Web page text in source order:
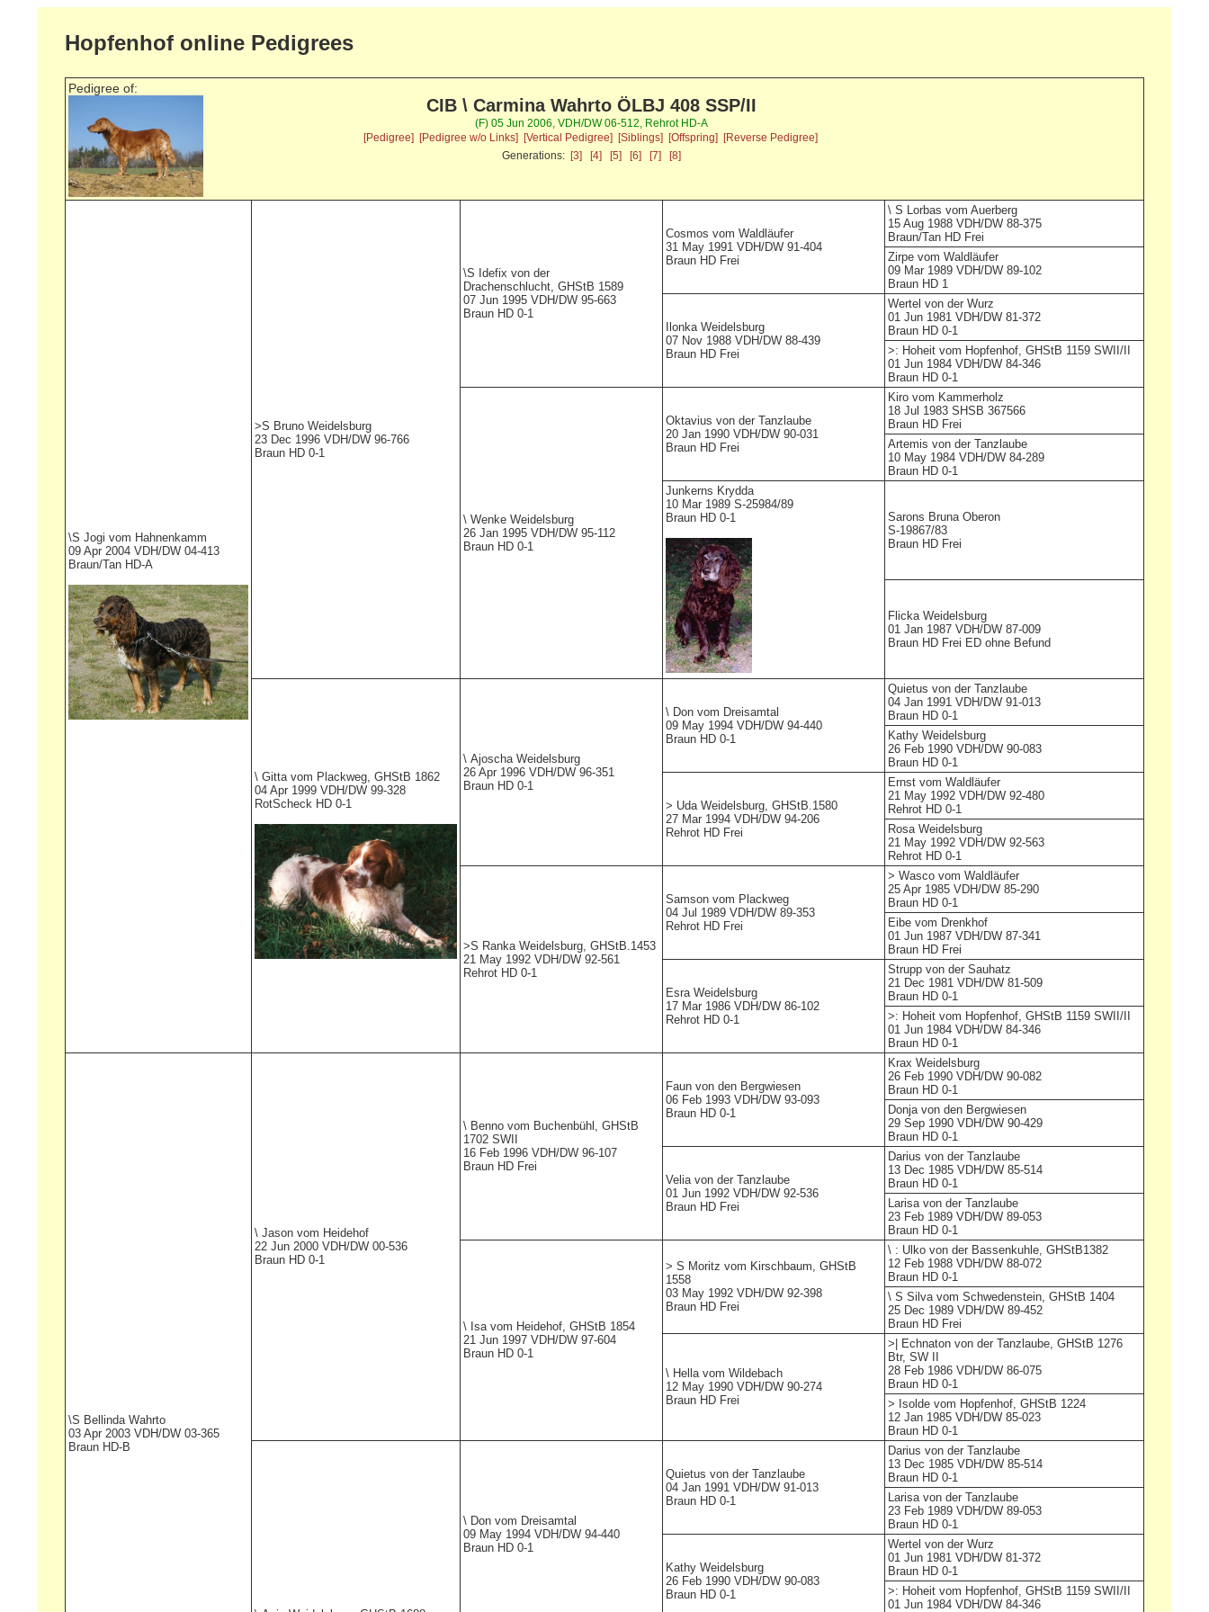
Hopfenhof online Pedigrees
Pedigree of:
CIB \ Carmina Wahrto ÖLBJ 408 SSP/II
(F) 05 Jun 2006, VDH/DW 06-512, Rehrot HD-A
[Pedigree]
[Pedigree w/o Links] [Vertical Pedigree] [Siblings] [Offspring]
[Reverse Pedigree]
Generations: [3] [4] [5] [6] [7] [8]
\S Jogi vom Hahnenkamm
09 Apr 2004 VDH/DW 04-413
Braun/Tan HD-A
>S Bruno Weidelsburg
23 Dec 1996 VDH/DW 96-766
Braun HD 0-1
\S Idefix von der
Drachenschlucht, GHStB 1589
07 Jun 1995 VDH/DW 95-663
Braun HD 0-1
Cosmos vom Waldläufer
31 May 1991 VDH/DW 91-404
Braun HD Frei
\ S Lorbas vom Auerberg
15 Aug 1988 VDH/DW 88-375
Braun/Tan HD Frei
Zirpe vom Waldläufer
09 Mar 1989 VDH/DW 89-102
Braun HD 1
Ilonka Weidelsburg
07 Nov 1988 VDH/DW 88-439
Braun HD Frei
Wertel von der Wurz
01 Jun 1981 VDH/DW 81-372
Braun HD 0-1
>: Hoheit vom Hopfenhof, GHStB 1159 SWII/II
01 Jun 1984 VDH/DW 84-346
Braun HD 0-1
\ Wenke Weidelsburg
26 Jan 1995 VDH/DW 95-112
Braun HD 0-1
Oktavius von der Tanzlaube
20 Jan 1990 VDH/DW 90-031
Braun HD Frei
Kiro vom Kammerholz
18 Jul 1983 SHSB 367566
Braun HD Frei
Artemis von der Tanzlaube
10 May 1984 VDH/DW 84-289
Braun HD 0-1
Junkerns Krydda
10 Mar 1989 S-25984/89
Braun HD 0-1
Sarons Bruna Oberon
S-19867/83
Braun HD Frei
Flicka Weidelsburg
01 Jan 1987 VDH/DW 87-009
Braun HD Frei ED ohne Befund
\ Gitta vom Plackweg, GHStB 1862
04 Apr 1999 VDH/DW 99-328
RotScheck HD 0-1
\ Ajoscha Weidelsburg
26 Apr 1996 VDH/DW 96-351
Braun HD 0-1
\ Don vom Dreisamtal
09 May 1994 VDH/DW 94-440
Braun HD 0-1
Quietus von der Tanzlaube
04 Jan 1991 VDH/DW 91-013
Braun HD 0-1
Kathy Weidelsburg
26 Feb 1990 VDH/DW 90-083
Braun HD 0-1
> Uda Weidelsburg, GHStB.1580
27 Mar 1994 VDH/DW 94-206
Rehrot HD Frei
Ernst vom Waldläufer
21 May 1992 VDH/DW 92-480
Rehrot HD 0-1
Rosa Weidelsburg
21 May 1992 VDH/DW 92-563
Rehrot HD 0-1
>S Ranka Weidelsburg, GHStB.1453
21 May 1992 VDH/DW 92-561
Rehrot HD 0-1
Samson vom Plackweg
04 Jul 1989 VDH/DW 89-353
Rehrot HD Frei
> Wasco vom Waldläufer
25 Apr 1985 VDH/DW 85-290
Braun HD 0-1
Eibe vom Drenkhof
01 Jun 1987 VDH/DW 87-341
Braun HD Frei
Esra Weidelsburg
17 Mar 1986 VDH/DW 86-102
Rehrot HD 0-1
Strupp von der Sauhatz
21 Dec 1981 VDH/DW 81-509
Braun HD 0-1
>: Hoheit vom Hopfenhof, GHStB 1159 SWII/II
01 Jun 1984 VDH/DW 84-346
Braun HD 0-1
\S Bellinda Wahrto
03 Apr 2003 VDH/DW 03-365
Braun HD-B
\ Jason vom Heidehof
22 Jun 2000 VDH/DW 00-536
Braun HD 0-1
\ Benno vom Buchenbühl, GHStB
1702 SWII
16 Feb 1996 VDH/DW 96-107
Braun HD Frei
Faun von den Bergwiesen
06 Feb 1993 VDH/DW 93-093
Braun HD 0-1
Krax Weidelsburg
26 Feb 1990 VDH/DW 90-082
Braun HD 0-1
Donja von den Bergwiesen
29 Sep 1990 VDH/DW 90-429
Braun HD 0-1
Velia von der Tanzlaube
01 Jun 1992 VDH/DW 92-536
Braun HD Frei
Darius von der Tanzlaube
13 Dec 1985 VDH/DW 85-514
Braun HD 0-1
Larisa von der Tanzlaube
23 Feb 1989 VDH/DW 89-053
Braun HD 0-1
\ Isa vom Heidehof, GHStB 1854
21 Jun 1997 VDH/DW 97-604
Braun HD 0-1
> S Moritz vom Kirschbaum, GHStB
1558
03 May 1992 VDH/DW 92-398
Braun HD Frei
\ : Ulko von der Bassenkuhle, GHStB1382
12 Feb 1988 VDH/DW 88-072
Braun HD 0-1
\ S Silva vom Schwedenstein, GHStB 1404
25 Dec 1989 VDH/DW 89-452
Braun HD Frei
\ Hella vom Wildebach
12 May 1990 VDH/DW 90-274
Braun HD Frei
>| Echnaton von der Tanzlaube, GHStB 1276
Btr, SW II
28 Feb 1986 VDH/DW 86-075
Braun HD 0-1
> Isolde vom Hopfenhof, GHStB 1224
12 Jan 1985 VDH/DW 85-023
Braun HD 0-1
\ Don vom Dreisamtal
09 May 1994 VDH/DW 94-440
Braun HD 0-1
Quietus von der Tanzlaube
04 Jan 1991 VDH/DW 91-013
Braun HD 0-1
Darius von der Tanzlaube
13 Dec 1985 VDH/DW 85-514
Braun HD 0-1
Larisa von der Tanzlaube
23 Feb 1989 VDH/DW 89-053
Braun HD 0-1
Kathy Weidelsburg
26 Feb 1990 VDH/DW 90-083
Braun HD 0-1
Wertel von der Wurz
01 Jun 1981 VDH/DW 81-372
Braun HD 0-1
>: Hoheit vom Hopfenhof, GHStB 1159 SWII/II
01 Jun 1984 VDH/DW 84-346